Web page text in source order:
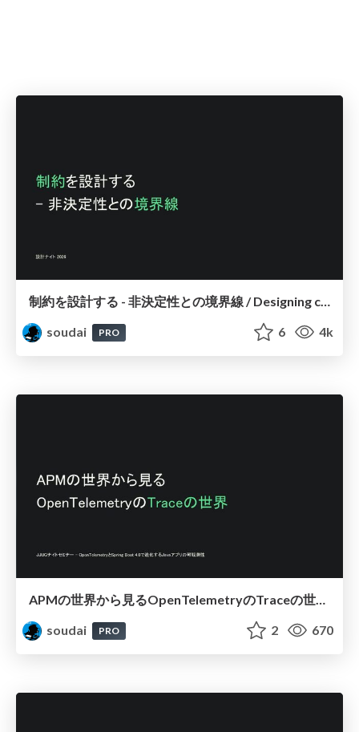
制約を設計する - 非決定性との境界線 / Designing constraints
soudai
PRO 6 4k
APMの世界から見るOpenTelemetryのTraceの世界 / OpenTelemetry in the Java
soudai
PRO 2 670